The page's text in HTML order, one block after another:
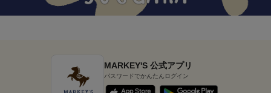
MARKEY'S 公式アプリ
パスワードでかんたんログイン